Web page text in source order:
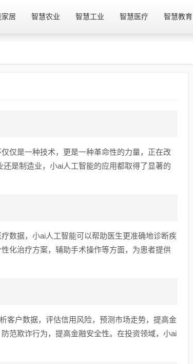
居 智慧农业 智慧工业 智慧医疗 智慧教育
仅是一种技术，更是一种革命性的力量，正在改
是制造业，小ai人工智能的应用都取得了显著的
数据，小ai人工智能可以帮助医生更准确地诊断疾
化治疗方案，辅助手术操作等方面，为患者提供
客户数据，评估信用风险，预测市场走势，提高金
范欺诈行为，提高金融安全性。在投资领域，小ai